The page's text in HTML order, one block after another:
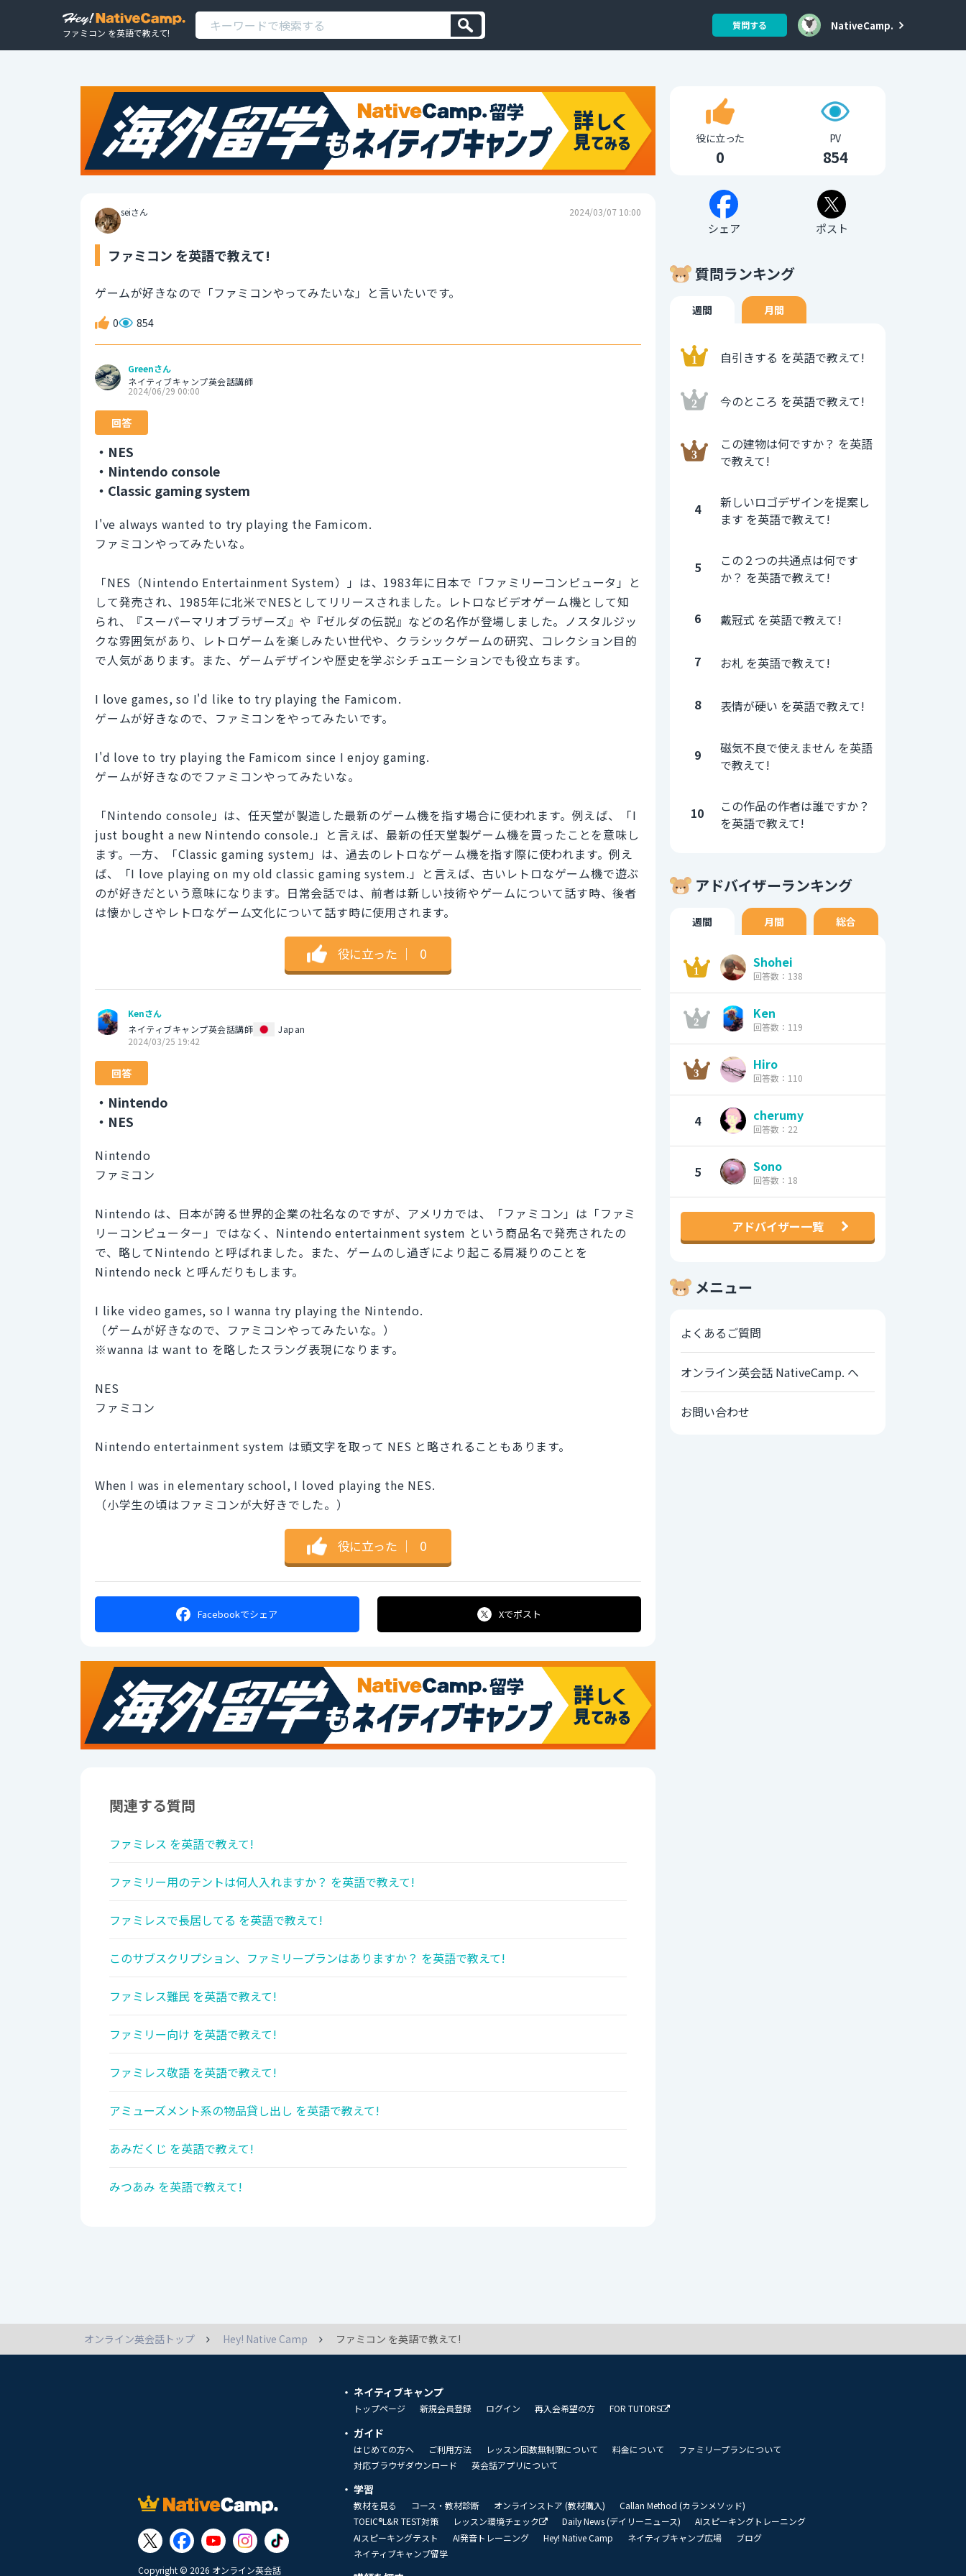
ファミコン を英語で教えて!
質問する NativeCamp.
seiさん 2024/03/07 10:00
ファミコン を英語で教えて!
ゲームが好きなので「ファミコンやってみたいな」と言いたいです。
0 854
Greenさん
ネイティブキャンプ英会話講師
2024/06/29 00:00
回答
・NES
・Nintendo console
・Classic gaming system
I've always wanted to try playing the Famicom.
ファミコンやってみたいな。
「NES（Nintendo Entertainment System）」は、1983年に日本で「ファミリーコンピュータ」と
して発売され、1985年に北米でNESとしてリリースされました。レトロなビデオゲーム機として知
られ、『スーパーマリオブラザーズ』や『ゼルダの伝説』などの名作が登場しました。ノスタルジッ
クな雰囲気があり、レトロゲームを楽しみたい世代や、クラシックゲームの研究、コレクション目的
で人気があります。また、ゲームデザインや歴史を学ぶシチュエーションでも役立ちます。
I love games, so I'd like to try playing the Famicom.
ゲームが好きなので、ファミコンをやってみたいです。
I'd love to try playing the Famicom since I enjoy gaming.
ゲームが好きなのでファミコンやってみたいな。
「Nintendo console」は、任天堂が製造した最新のゲーム機を指す場合に使われます。例えば、「I
just bought a new Nintendo console.」と言えば、最新の任天堂製ゲーム機を買ったことを意味し
ます。一方、「Classic gaming system」は、過去のレトロなゲーム機を指す際に使われます。例え
ば、「I love playing on my old classic gaming system.」と言えば、古いレトロなゲーム機で遊ぶ
のが好きだという意味になります。日常会話では、前者は新しい技術やゲームについて話す時、後者
は懐かしさやレトロなゲーム文化について話す時に使用されます。
役に立った ｜ 0
Kenさん
ネイティブキャンプ英会話講師
Japan
2024/03/25 19:42
回答
・Nintendo
・NES
Nintendo
ファミコン
Nintendo は、日本が誇る世界的企業の社名なのですが、アメリカでは、「ファミコン」は「ファミ
リーコンピューター」ではなく、Nintendo entertainment system という商品名で発売されたの
で、略してNintendo と呼ばれました。また、ゲームのし過ぎにより起こる肩凝りのことを
Nintendo neck と呼んだりもします。
I like video games, so I wanna try playing the Nintendo.
（ゲームが好きなので、ファミコンやってみたいな。）
※wanna は want to を略したスラング表現になります。
NES
ファミコン
Nintendo entertainment system は頭文字を取って NES と略されることもあります。
When I was in elementary school, I loved playing the NES.
（小学生の頃はファミコンが大好きでした。）
役に立った ｜ 0
Facebookでシェア Xでポスト
関連する質問
ファミレス を英語で教えて!
ファミリー用のテントは何人入れますか？ を英語で教えて!
ファミレスで長居してる を英語で教えて!
このサブスクリプション、ファミリープランはありますか？ を英語で教えて!
ファミレス難民 を英語で教えて!
ファミリー向け を英語で教えて!
ファミレス敬語 を英語で教えて!
アミューズメント系の物品貸し出し を英語で教えて!
あみだくじ を英語で教えて!
みつあみ を英語で教えて!
役に立った
0
PV
854
シェア ポスト
質問ランキング
週間 月間
自引きする を英語で教えて!
今のところ を英語で教えて!
この建物は何ですか？ を英語
で教えて!
4
新しいロゴデザインを提案し
ます を英語で教えて!
5
この２つの共通点は何です
か？ を英語で教えて!
6 戴冠式 を英語で教えて!
7 お札 を英語で教えて!
8 表情が硬い を英語で教えて!
9
磁気不良で使えません を英語
で教えて!
10
この作品の作者は誰ですか？
を英語で教えて!
アドバイザーランキング
週間 月間 総合
Shohei
回答数：138
Ken
回答数：119
Hiro
回答数：110
4 cherumy
回答数：22
5 Sono
回答数：18
アドバイザー一覧
メニュー
よくあるご質問
オンライン英会話 NativeCamp. へ
お問い合わせ
オンライン英会話トップ Hey! Native Camp ファミコン を英語で教えて!
Copyright © 2026 オンライン英会話
ネイティブキャンプ
トップページ 新規会員登録 ログイン 再入会希望の方 FOR TUTORS
ガイド
はじめての方へ ご利用方法 レッスン回数無制限について 料金について
ファミリープランについて
対応ブラウザダウンロード
英会話アプリについて
学習
教材を見る コース・教材診断 オンラインストア (教材購入)
Callan Method (カランメソッド)
TOEIC®L&R TEST対策
レッスン環境チェック Daily News (デイリーニュース)
AIスピーキングトレーニング
AIスピーキングテスト
AI発音トレーニング Hey! Native Camp ネイティブキャンプ広場
ブログ
ネイティブキャンプ留学